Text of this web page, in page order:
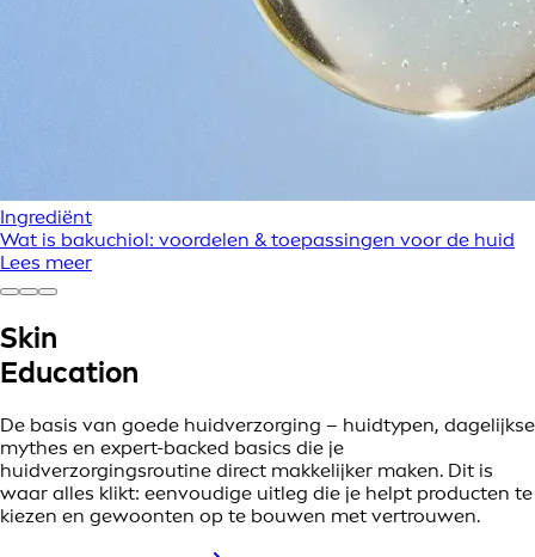
Ingrediënt
Wat is bakuchiol: voordelen & toepassingen voor de huid
Lees meer
Skin
Education
De basis van goede huidverzorging – huidtypen, dagelijkse
mythes en expert-backed basics die je
huidverzorgingsroutine direct makkelijker maken. Dit is
waar alles klikt: eenvoudige uitleg die je helpt producten te
kiezen en gewoonten op te bouwen met vertrouwen.